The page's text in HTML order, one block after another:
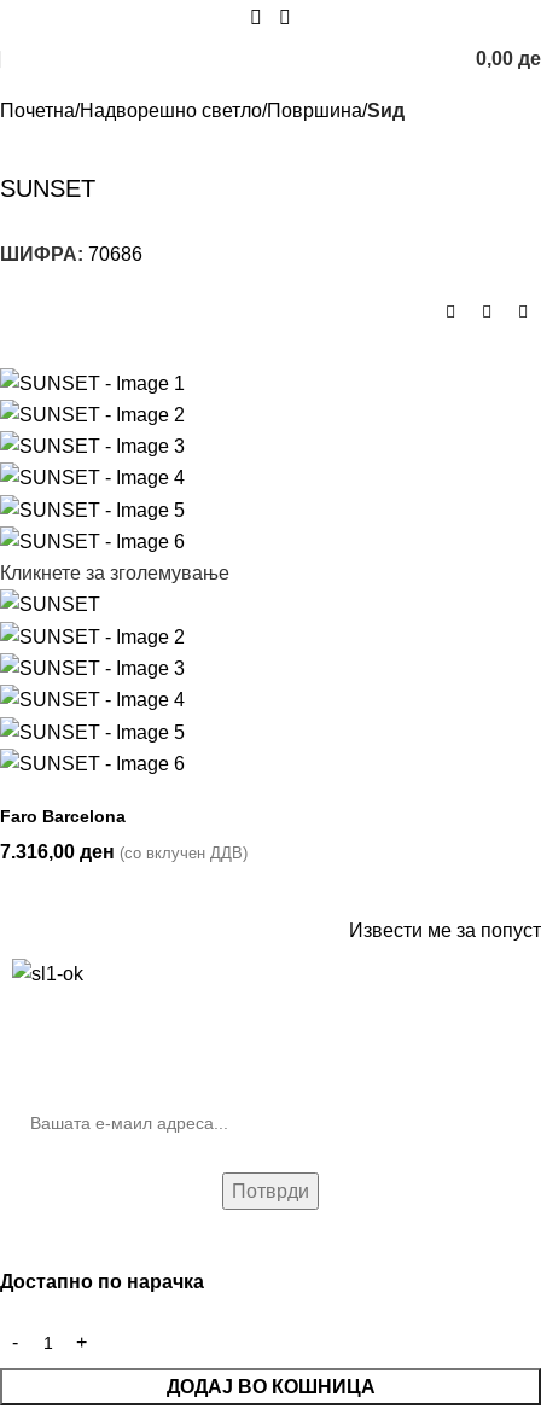
0,00
Почетна Надворешно светло Површина Ѕид
SUNSET
ШИФРА: 70686
Кликнете за зголемување
Faro Barcelona
7.316,00 ден (со вклучен ДДВ)
Извести ме за попуст
Достапно по нарачка
ДОДАЈ ВО КОШНИЦА